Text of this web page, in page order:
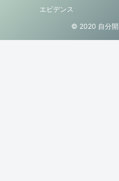
エビデンス
© 2020 自分開